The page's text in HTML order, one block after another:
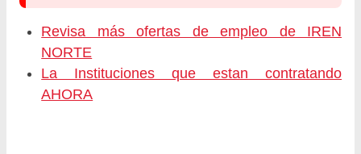
Revisa más ofertas de empleo de IREN
NORTE
La Instituciones que estan contratando
AHORA